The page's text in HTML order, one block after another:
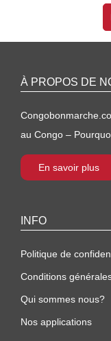
À PROPOS DE
au Congo –
En savoir plus
INFO
Politique de
Conditions
Qui sommes nous?
Nos applications